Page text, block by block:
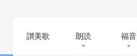
讃美歌 朗読 福音